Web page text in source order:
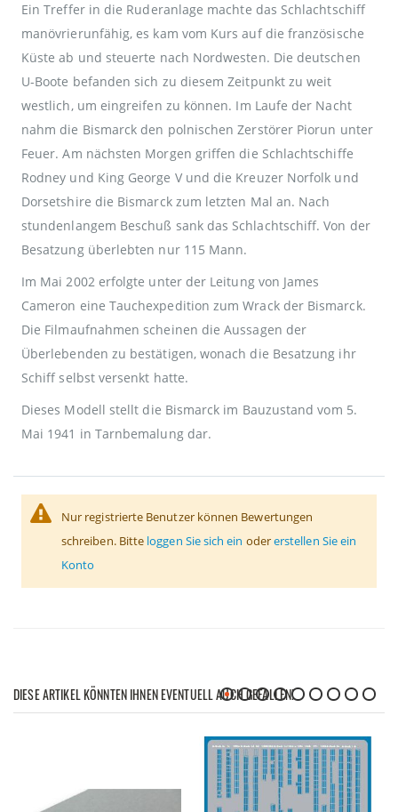
Ein Treffer in die Ruderanlage machte das Schlachtschiff
manövrierunfähig, es kam vom Kurs auf die französische
Küste ab und steuerte nach Nordwesten. Die deutschen
U-Boote befanden sich zu diesem Zeitpunkt zu weit
westlich, um eingreifen zu können. Im Laufe der Nacht
nahm die Bismarck den polnischen Zerstörer Piorun unter
Feuer. Am nächsten Morgen griffen die Schlachtschiffe
Rodney und King George V und die Kreuzer Norfolk und
Dorsetshire die Bismarck zum letzten Mal an. Nach
stundenlangem Beschuß sank das Schlachtschiff. Von der
Besatzung überlebten nur 115 Mann.
Im Mai 2002 erfolgte unter der Leitung von James
Cameron eine Tauchexpedition zum Wrack der Bismarck.
Die Filmaufnahmen scheinen die Aussagen der
Überlebenden zu bestätigen, wonach die Besatzung ihr
Schiff selbst versenkt hatte.
Dieses Modell stellt die Bismarck im Bauzustand vom 5.
Mai 1941 in Tarnbemalung dar.
Nur registrierte Benutzer können Bewertungen
schreiben. Bitte loggen Sie sich ein odererstellen Sie ein
Konto
DIESE ARTIKEL KÖNNTEN IHNEN EVENTUELL AUCH GEFALLEN!